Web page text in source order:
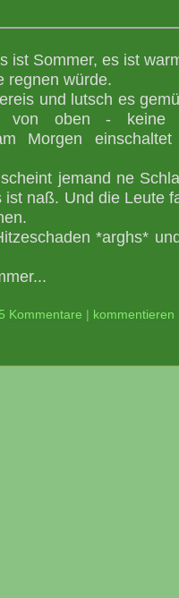
ist Sommer, es ist
regnen würde.
und lutsch es
von oben - keine
Morgen
jemand ne
naß. Und die Leute
*arghs*
5 Kommentare kommentieren